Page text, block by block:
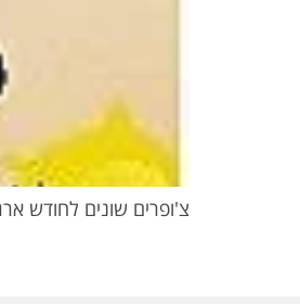
צ'ופרים שונים לחודש